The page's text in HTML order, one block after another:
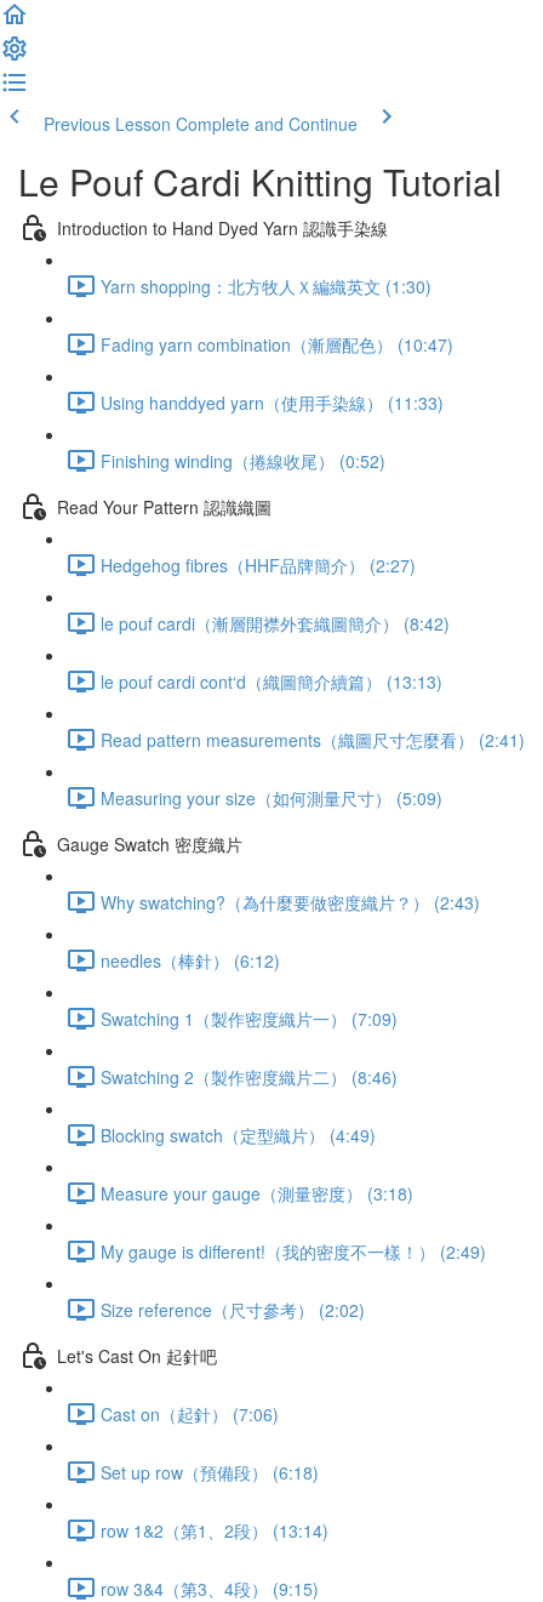
Previous Lesson Complete and Continue
Le Pouf Cardi Knitting Tutorial
Introduction to Hand Dyed Yarn 認識手染線
Yarn shopping：北方牧人Ｘ編織英文 (1:30)
Fading yarn combination（漸層配色） (10:47)
Using handdyed yarn（使用手染線） (11:33)
Finishing winding（捲線收尾） (0:52)
Read Your Pattern 認識織圖
Hedgehog fibres（HHF品牌簡介） (2:27)
le pouf cardi（漸層開襟外套織圖簡介） (8:42)
le pouf cardi cont‘d（織圖簡介續篇） (13:13)
Read pattern measurements（織圖尺寸怎麼看） (2:41)
Measuring your size（如何測量尺寸） (5:09)
Gauge Swatch 密度織片
Why swatching?（為什麼要做密度織片？） (2:43)
needles（棒針） (6:12)
Swatching 1（製作密度織片一） (7:09)
Swatching 2（製作密度織片二） (8:46)
Blocking swatch（定型織片） (4:49)
Measure your gauge（測量密度） (3:18)
My gauge is different!（我的密度不一樣！） (2:49)
Size reference（尺寸參考） (2:02)
Let's Cast On 起針吧
Cast on（起針） (7:06)
Set up row（預備段） (6:18)
row 1&2（第1、2段） (13:14)
row 3&4（第3、4段） (9:15)